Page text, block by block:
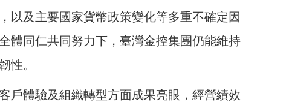
以及主要國家貨幣政策變化等多重不確定因
體同仁共同努力下，臺灣金控集團仍能維持
性。
戶體驗及組織轉型方面成果亮眼，經營績效